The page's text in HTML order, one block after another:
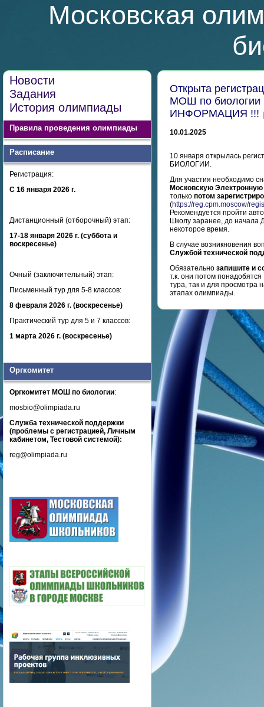
Московская
Новости
Задания
История олимпиады
Правила проведения олимпиады
Расписание
Регистрация:
С 16 января 2026 г.
Дистанционный (отборочный) этап:
17-18 января 2026 г. (суббота и
воскресенье)
Очный (заключительный) этап:
Письменный тур для 5-8 классов:
8 февраля 2026 г. (воскресенье)
Практический тур для 5 и 7 классов:
1 марта 2026 г. (воскресенье)
Оргкомитет
Оргкомитет МОШ по биологии:
mosbio@olimpiada.ru
Служба технической поддержки
(проблемы с регистрацией, Личным
кабинетом, Тестовой системой):
reg@olimpiada.ru
Открыта
МОШ по
ИНФОРМАЦИЯ !!!
10.01.2025
10 января открылась
БИОЛОГИИ.
Для участия необходимо
Московскую
только потом
(https://reg.cpm.moscow/
Рекомендуется пройти
Школу заранее, до начала
некоторое время.
В случае возникновения
Службой технической
Обязательно запишите и
т.к. они потом
тура, так и для просмотра
этапах олимпиады.